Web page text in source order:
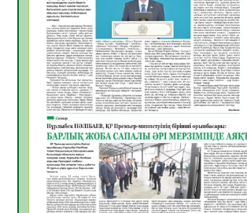
06.08.2026
АПВ вакцинасы туралы мәлімет
06.08.2026
Open Air: Қызылорда облысы
департаменті 20 мыңнан астам
көрерменнің қауіпсіздігін
06.08.2026
ҚЫЗЫЛОРДАДА «САНАЛЫ
ЖАРҚЫН БОЛАШАҚ» АТТЫ
МӘЖІЛІС ӨТТІ